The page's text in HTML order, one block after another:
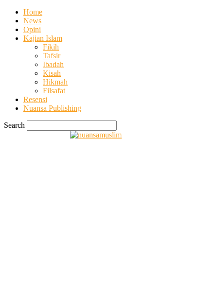
Home
News
Opini
Kajian Islam
Fikih
Tafsir
Ibadah
Kisah
Hikmah
Filsafat
Resensi
Nuansa Publishing
Search